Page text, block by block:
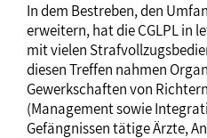
In dem Bestreben, den
erweitern, hat die CGLPL in
mit vielen
diesen Treffen nahmen
Gewerkschaften von
(Management sowie
Gefängnissen tätige Ärzte,